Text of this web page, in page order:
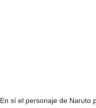
En sí el personaje de Naruto